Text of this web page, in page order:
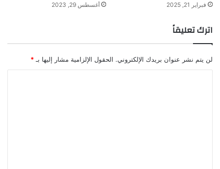
فبراير 21, 2025 أغسطس 29, 2023
اترك تعليقاً
لن يتم نشر عنوان بريدك الإلكتروني. الحقول الإلزامية مشار إليها بـ *